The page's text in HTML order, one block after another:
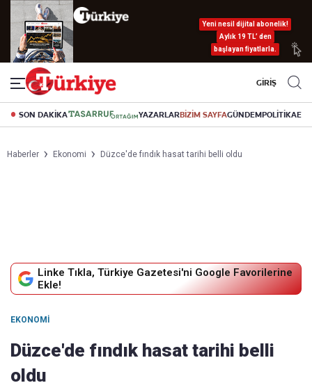
Yeni nesil dijital abonelik!
Aylık 19 TL’ den
başlayan fiyatlarla.
GİRİŞ
SON DAKİKA YAZARLARBİZİM SAYFAGÜNDEMPOLİTİKA
Haberler Ekonomi Düzce'de fındık hasat tarihi belli oldu
Linke Tıkla, Türkiye Gazetesi'ni Google Favorilerine
Ekle!
EKONOMI
Düzce'de fındık hasat tarihi belli
oldu